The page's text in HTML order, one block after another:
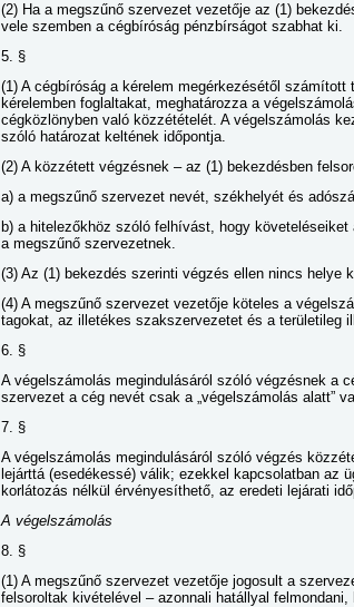
(2) Ha a megszűnő szervezet vezetője az (1)
vele szemben a cégbíróság pénzbírságot szabhat ki.
5. §
(1) A cégbíróság a kérelem megérkezésétől
kérelemben foglaltakat, meghatározza a
cégközlönyben való közzétételét. A végelszámolás
szóló határozat keltének időpontja.
(2) A közzétett végzésnek – az (1) bekezdésben
a) a megszűnő szervezet nevét, székhelyét és
b) a hitelezőkhöz szóló felhívást, hogy
a megszűnő szervezetnek.
(3) Az (1) bekezdés szerinti végzés ellen nincs helye
(4) A megszűnő szervezet vezetője köteles a
tagokat, az illetékes szakszervezetet és a területileg
6. §
A végelszámolás megindulásáról szóló végzésnek a
szervezet a cég nevét csak a „végelszámolás alatt”
7. §
A végelszámolás megindulásáról szóló végzés
lejárttá (esedékessé) válik; ezekkel kapcsolatban az
korlátozás nélkül érvényesíthető, az eredeti lejárati
A végelszámolás
8. §
(1) A megszűnő szervezet vezetője jogosult a
felsoroltak kivételével – azonnali hatállyal